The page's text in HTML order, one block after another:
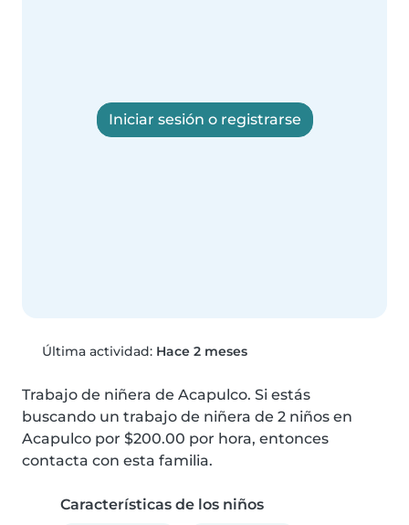
Iniciar sesión o registrarse
Última actividad: Hace 2 meses
Trabajo de niñera de Acapulco. Si estás
buscando un trabajo de niñera de 2 niños en
Acapulco por $200.00 por hora, entonces
contacta con esta familia.
Características de los niños